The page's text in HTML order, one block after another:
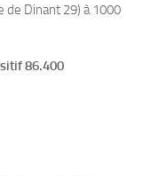
de Dinant 29) à 1000
86.400